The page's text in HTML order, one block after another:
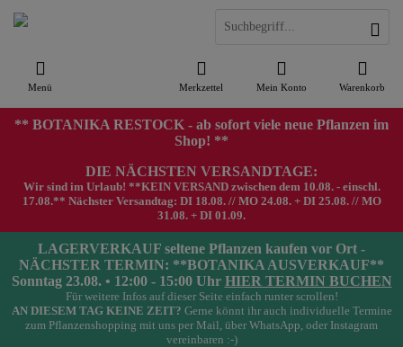
Menü Warenkorb
Merkzettel Mein Konto
** BOTANIKA RESTOCK - ab sofort viele neue Pflanzen im
Shop! **
DIE NÄCHSTEN VERSANDTAGE:
Wir sind im Urlaub! **KEIN VERSAND zwischen dem 10.08. - einschl.
17.08.** Nächster Versandtag: DI 18.08. // MO 24.08. + DI 25.08. // MO
31.08. + DI 01.09.
LAGERVERKAUF seltene Pflanzen kaufen vor Ort -
NÄCHSTER TERMIN: **BOTANIKA AUSVERKAUF**
Sonntag 23.08. • 12:00 - 15:00 Uhr HIER TERMIN BUCHEN
Für weitere Infos auf dieser Seite einfach runter scrollen!
AN DIESEM TAG KEINE ZEIT? Gerne könnt ihr auch individuelle Termine
zum Pflanzenshopping mit uns per Mail, über WhatsApp, oder Instagram
vereinbaren :-)